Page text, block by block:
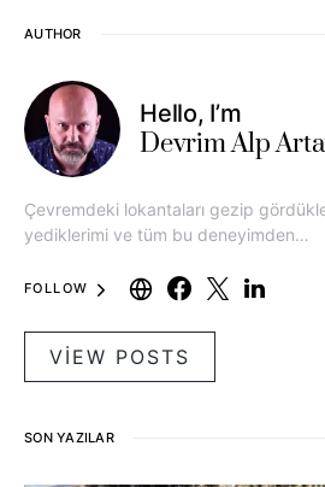
AUTHOR
Hello, I’m
Devrim Alp
Çevremdeki lokantaları gezip
yediklerimi ve tüm bu deneyimden…
FOLLOW
VIEW POSTS
SON YAZILAR